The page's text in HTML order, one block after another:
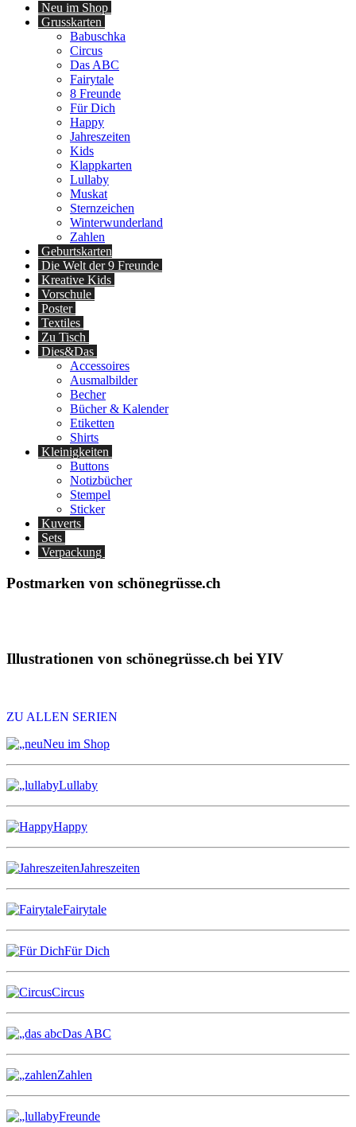
Neu im Shop
Grusskarten
Babuschka
Circus
Das ABC
Fairytale
8 Freunde
Für Dich
Happy
Jahreszeiten
Kids
Klappkarten
Lullaby
Muskat
Sternzeichen
Winterwunderland
Zahlen
Geburtskarten
Die Welt der 9 Freunde
Kreative Kids
Vorschule
Poster
Textiles
Zu Tisch
Dies&Das
Accessoires
Ausmalbilder
Becher
Bücher & Kalender
Etiketten
Shirts
Kleinigkeiten
Buttons
Notizbücher
Stempel
Sticker
Kuverts
Sets
Verpackung
Postmarken von schönegrüsse.ch
Illustrationen von schönegrüsse.ch bei YIV
ZU ALLEN SERIEN
Neu im Shop
Lullaby
Happy
Jahreszeiten
Fairytale
Für Dich
Circus
Das ABC
Zahlen
Freunde